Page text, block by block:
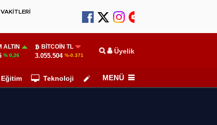
ALTIN
% 0,26
BITCOIN TL
3.055.504 %-0.371 Üyelik
Eğitim Teknoloji Köşe Yazarları
MENÜ